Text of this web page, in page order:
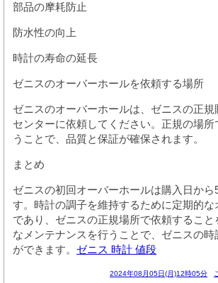
部品の摩耗防止
防水性の向上
時計の寿命の延長
ゼニスのオーバーホールを依頼する場所
ゼニスのオーバーホールは、ゼニスの正
センターに依頼してください。正規の場
うことで、品質と保証が確保されます。
まとめ
ゼニスの初回オーバーホールは購入日か
す。時計の調子を維持するために定期的
であり、ゼニスの正規場所で依頼するこ
なメンテナンスを行うことで、ゼニスの
ができます。 ゼニス 時計 値段
2024年08月05日(月)12時05分